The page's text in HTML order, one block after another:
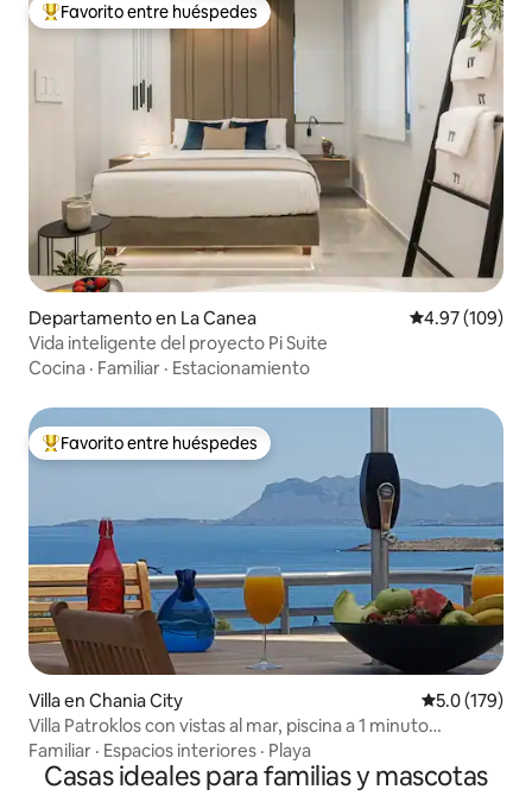
De los mejores en Favorito entre huéspedes
Favorito entre huéspedes
Departamento en La Canea Calificación
4.97 (109)
Vida inteligente del proyecto Pi Suite
Cocina · Familiar · Estacionamiento
De los mejores en Favorito entre huéspedes
Favorito entre huéspedes
Villa en Chania City Calificación
5.0 (179)
Villa Patroklos con vistas al mar, piscina a 1 minuto
caminando de la playa.
Familiar · Espacios interiores · Playa
Casas ideales para familias y mascotas